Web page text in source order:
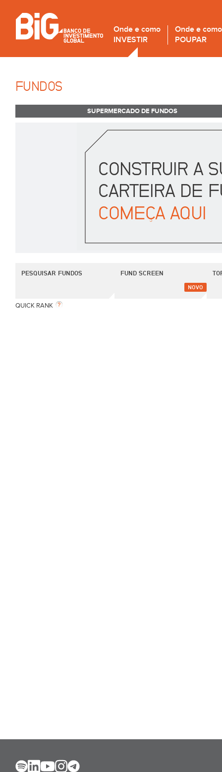
Onde e como
INVESTIR
Onde e como
POUPAR
FUNDOS
SUPERMERCADO DE FUNDOS
PESQUISAR FUNDOS FUND SCREEN
NOVO
QUICK RANK